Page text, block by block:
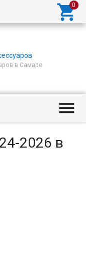

в Самаре

2026 в